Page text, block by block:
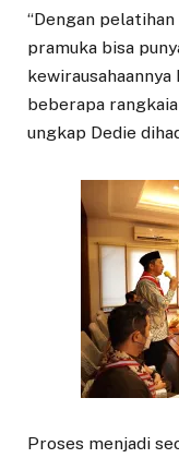
“Dengan
pramuka bisa
beberapa
ungkap Dedie
Proses menjadi